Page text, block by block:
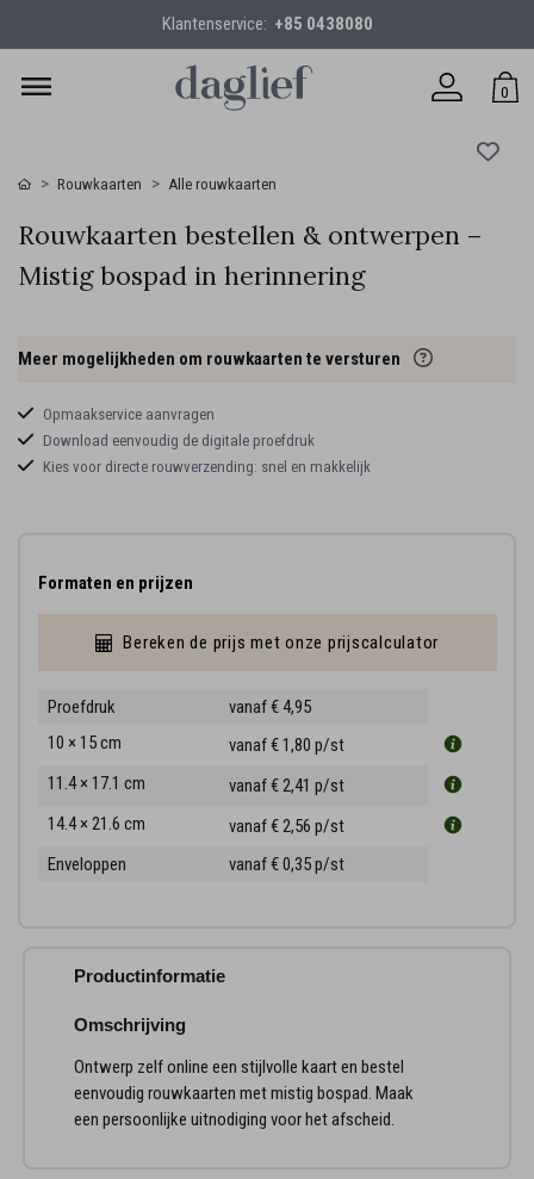
Klantenservice: +85 0438080
0
Rouwkaarten Alle rouwkaarten
Rouwkaarten bestellen & ontwerpen –
Mistig bospad in herinnering
Meer mogelijkheden om rouwkaarten te versturen
Opmaakservice aanvragen
Download eenvoudig de digitale proefdruk
Kies voor directe rouwverzending: snel en makkelijk
Formaten en prijzen
Bereken de prijs met onze prijscalculator
Proefdruk
vanaf € 4,95
10 × 15 cm
vanaf € 1,80 p/st
11.4 × 17.1 cm
vanaf € 2,41 p/st
14.4 × 21.6 cm
vanaf € 2,56 p/st
Enveloppen
vanaf € 0,35p/st
Productinformatie
Omschrijving
Ontwerp zelf online een stijlvolle kaart en bestel
eenvoudig rouwkaarten met mistig bospad. Maak
een persoonlijke uitnodiging voor het afscheid.